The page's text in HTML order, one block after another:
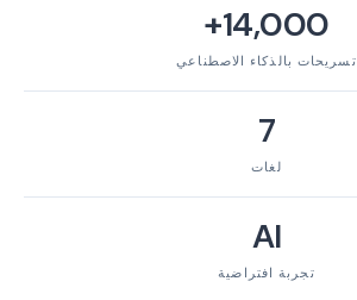
14,000+
تسريحات بالذكاء الاصطناعي
7
لغات
AI
تجربة افتراضية